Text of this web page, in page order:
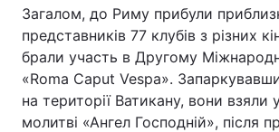
Архів Вакансії
Контакти
ПОСЛУГИ
Загалом, до Риму прибули
представників 77 клубів з різних
брали участь в Другому
«Roma Caput Vespa».
на території Ватикану, вони взяли
молитві «Ангел Господній», після